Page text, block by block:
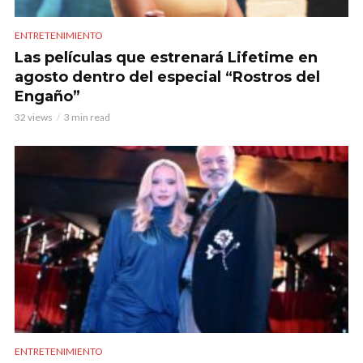
ENTRETENIMIENTO
Las películas que estrenará Lifetime en
agosto dentro del especial “Rostros del
Engaño”
32 views 3 min read
ENTRETENIMIENTO